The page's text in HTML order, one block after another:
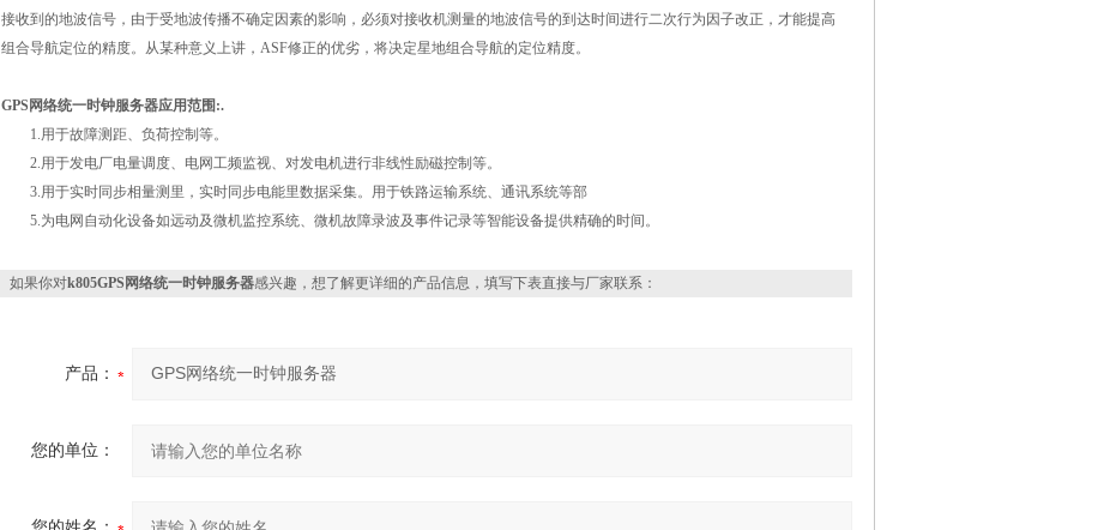
接收到的地波信号，由于受地波传播不确定因素的影响，必须对接收机测量的地波信号的到达时间进行二次行为因子改正，才能提高
组合导航定位的精度。从某种意义上讲，ASF修正的优劣，将决定星地组合导航的定位精度。
GPS网络统一时钟服务器应用范围:.
1.用于故障测距、负荷控制等。
2.用于发电厂电量调度、电网工频监视、对发电机进行非线性励磁控制等。
3.用于实时同步相量测里，实时同步电能里数据采集。用于铁路运输系统、通讯系统等部
5.为电网自动化设备如远动及微机监控系统、微机故障录波及事件记录等智能设备提供精确的时间。
如果你对k805GPS网络统一时钟服务器感兴趣，想了解更详细的产品信息，填写下表直接与厂家联系：
产品：
您的单位：